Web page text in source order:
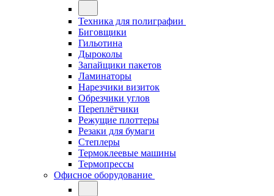
Техника для полиграфии
Биговщики
Гильотина
Дыроколы
Запайщики пакетов
Ламинаторы
Нарезчики визиток
Обрезчики углов
Переплётчики
Режущие плоттеры
Резаки для бумаги
Степлеры
Термоклеевые машины
Термопрессы
Офисное оборудование